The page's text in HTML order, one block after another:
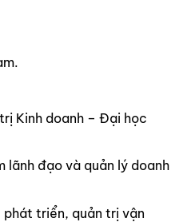
Kinh doanh – Đại học
lãnh đạo và quản lý doanh
phát triển, quản trị vận